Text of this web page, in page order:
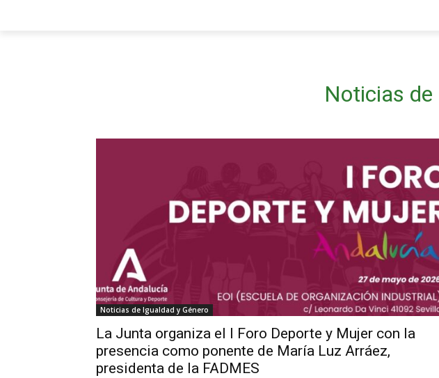
Noticias de
Noticias de Igualdad y Género
La Junta organiza el I Foro Deporte y Mujer con la
presencia como ponente de María Luz Arráez,
presidenta de la FADMES